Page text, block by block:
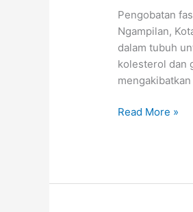
Pengobatan
Ngampilan,
dalam tubuh
kolesterol dan
Pengobatan
Read More »